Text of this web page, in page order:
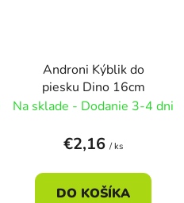
Androni Kýblik do
piesku Dino 16cm
Na sklade - Dodanie 3-4 dni
€2,16 / ks
DO KOŠÍKA